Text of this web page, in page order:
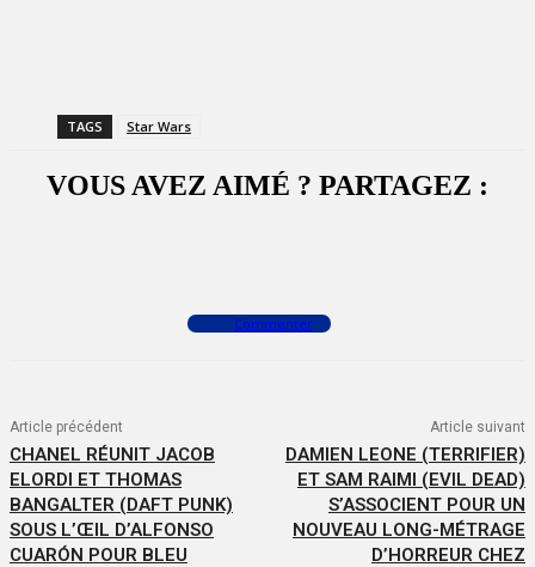
TAGS Star Wars
VOUS AVEZ AIMÉ ? PARTAGEZ :
Commenter
Article précédent
CHANEL RÉUNIT JACOB
ELORDI ET THOMAS
BANGALTER (DAFT PUNK)
SOUS L’ŒIL D’ALFONSO
CUARÓN POUR BLEU
Article suivant
DAMIEN LEONE (TERRIFIER)
ET SAM RAIMI (EVIL DEAD)
S’ASSOCIENT POUR UN
NOUVEAU LONG-MÉTRAGE
D’HORREUR CHEZ